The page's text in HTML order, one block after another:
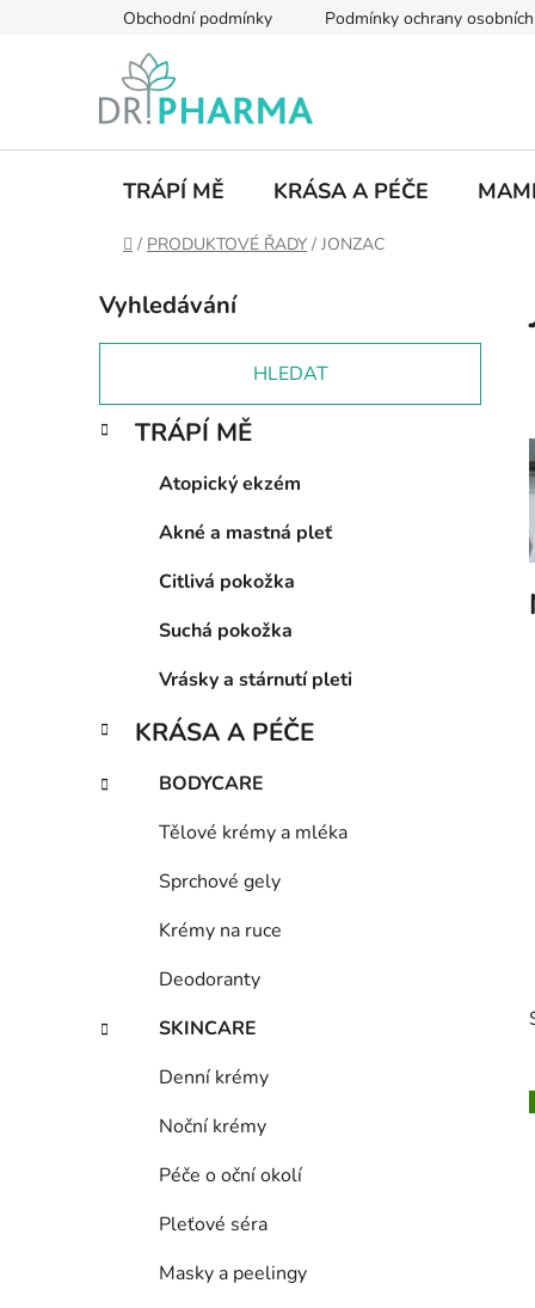
Obchodní podmínky Podmínky ochrany
TRÁPÍ MĚ KRÁSA A PÉČE
Domů
/ PRODUKTOVÉ ŘADY / JONZAC
o
s
r
a
Vyhledávání
HLEDAT
Přeskočit
kategorie
K
a
TRÁPÍ MĚ
Atopický ekzém
Akné a mastná pleť
Citlivá pokožka
Suchá pokožka
Vrásky a stárnutí pleti
KRÁSA A PÉČE
BODYCARE
Tělové krémy a mléka
Sprchové gely
Krémy na ruce
Deodoranty
SKINCARE
Denní krémy
Noční krémy
Péče o oční okolí
Pleťové séra
Masky a peelingy